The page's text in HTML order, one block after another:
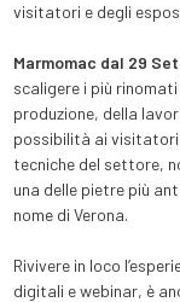
visitatori e degli
Marmomac dal 29
scaligere i più
produzione, della
possibilità ai
tecniche del settore,
una delle pietre più
nome di Verona.
Rivivere in loco
digitali e webinar, è